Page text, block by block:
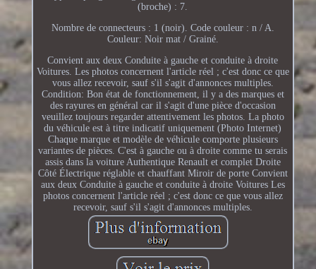
(broche) : 7.
Nombre de connecteurs : 1 (noir). Code couleur : n / A.
Couleur: Noir mat / Grainé.
Convient aux deux Conduite à gauche et conduite à droite
Voitures. Les photos concernent l'article réel ; c'est donc ce que
vous allez recevoir, sauf s'il s'agit d'annonces multiples.
Condition: Bon état de fonctionnement, il y a des marques et
des rayures en général car il s'agit d'une pièce d'occasion
veuillez toujours regarder attentivement les photos. La photo
du véhicule est à titre indicatif uniquement (Photo Internet)
Chaque marque et modèle de véhicule comporte plusieurs
variantes de pièces. C'est à gauche ou à droite comme tu serais
assis dans la voiture Authentique Renault et complet Droite
Côté Électrique réglable et chauffant Miroir de porte Convient
aux deux Conduite à gauche et conduite à droite Voitures Les
photos concernent l'article réel ; c'est donc ce que vous allez
recevoir, sauf s'il s'agit d'annonces multiples.